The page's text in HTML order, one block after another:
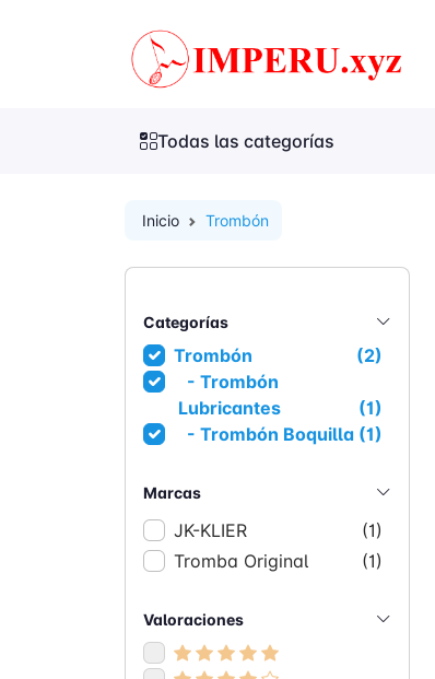
Todas las categorías
Inicio Trombón
Categorías
Trombón
(2)
- Trombón
Lubricantes
(1)
- Trombón Boquilla (1)
Marcas
JK-KLIER
(1)
Tromba Original
(1)
Valoraciones